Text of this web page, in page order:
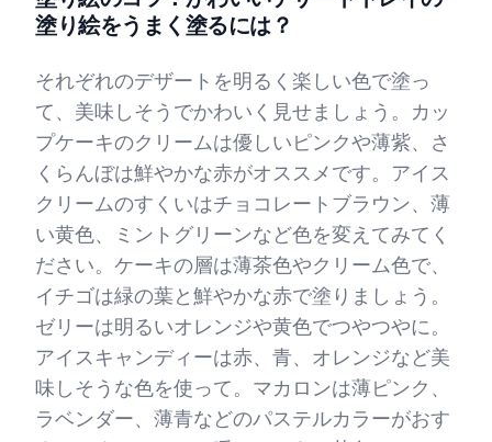
塗り絵をうまく塗るには？
それぞれのデザートを明るく楽しい色で塗っ
て、美味しそうでかわいく見せましょう。カッ
プケーキのクリームは優しいピンクや薄紫、さ
くらんぼは鮮やかな赤がオススメです。アイス
クリームのすくいはチョコレートブラウン、薄
い黄色、ミントグリーンなど色を変えてみてく
ださい。ケーキの層は薄茶色やクリーム色で、
イチゴは緑の葉と鮮やかな赤で塗りましょう。
ゼリーは明るいオレンジや黄色でつやつやに。
アイスキャンディーは赤、青、オレンジなど美
味しそうな色を使って。マカロンは薄ピンク、
ラベンダー、薄青などのパステルカラーがおす